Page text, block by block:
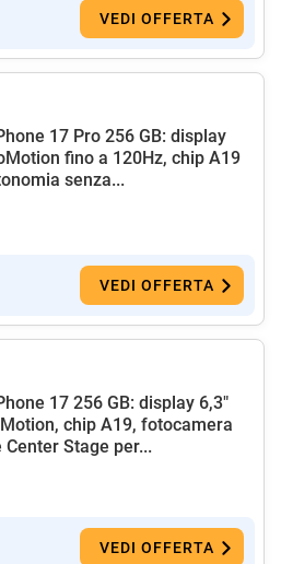
VEDI OFFERTA
17 Pro 256 GB: display
fino a 120Hz, chip A19
senza...
VEDI OFFERTA
17 256 GB: display 6,3"
chip A19, fotocamera
Stage per...
VEDI OFFERTA